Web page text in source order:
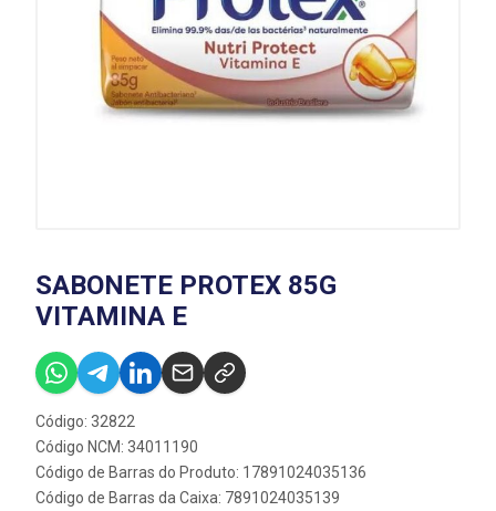
SABONETE PROTEX 85G
VITAMINA E
Código: 32822
Código NCM: 34011190
Código de Barras do Produto: 17891024035136
Código de Barras da Caixa: 7891024035139